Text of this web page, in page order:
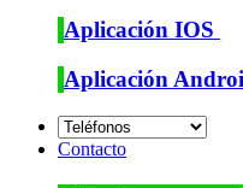
Aplicación IOS
Aplicación
Contacto